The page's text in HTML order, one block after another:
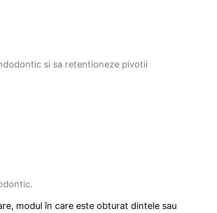
si sa retentioneze pivotii
modul în care este obturat dintele sau